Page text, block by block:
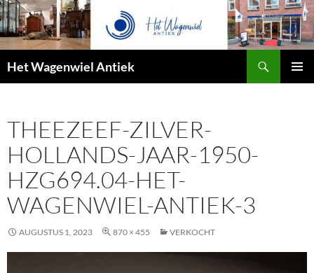
Het Wagenwiel Antiek
THEEZEEF-ZILVER-
HOLLANDS-JAAR-1950-
HZG694.04-HET-
WAGENWIEL-ANTIEK-3
AUGUSTUS 1, 2023 870 × 455 VERKOCHT